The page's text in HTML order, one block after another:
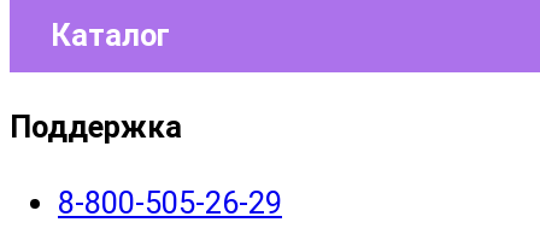
Каталог
Поддержка
8-800-505-26-29